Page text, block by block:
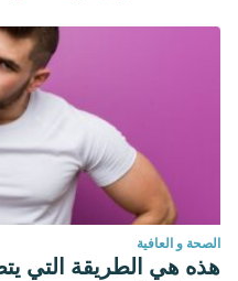
الصحة و العافية
هذه هي الطريقة التي